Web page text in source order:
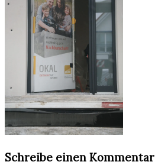
Schreibe einen Kommentar